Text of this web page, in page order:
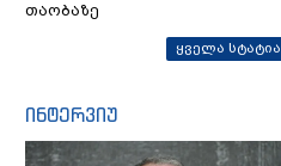
თაობაზე
ყველა სტატია
ინტერვიუ